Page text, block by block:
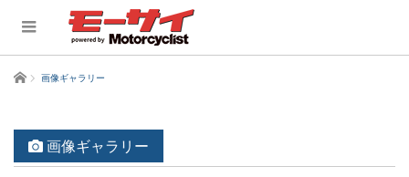
ホーム 画像ギャラリー
画像ギャラリー